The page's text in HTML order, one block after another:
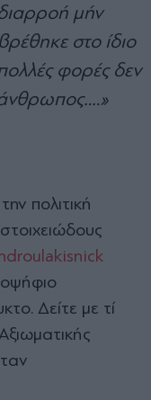
μήν
στο ίδιο
φορές δεν
άνθρωπος….»
πολιτική
Δείτε με τί